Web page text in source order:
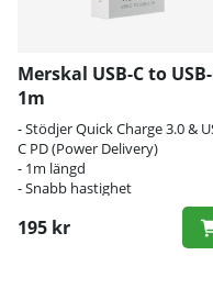
Merskal USB-C to
1m
- Stödjer Quick Charge 3.0 &
C PD (Power Delivery)
- 1m längd
- Snabb hastighet
195 kr